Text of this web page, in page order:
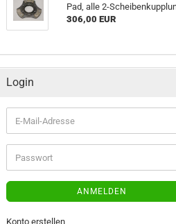
Pad, alle 2-​
306,00 EUR
Login
E-
Mail-
Adresse
Passwort
ANMELDEN
Konto erstellen